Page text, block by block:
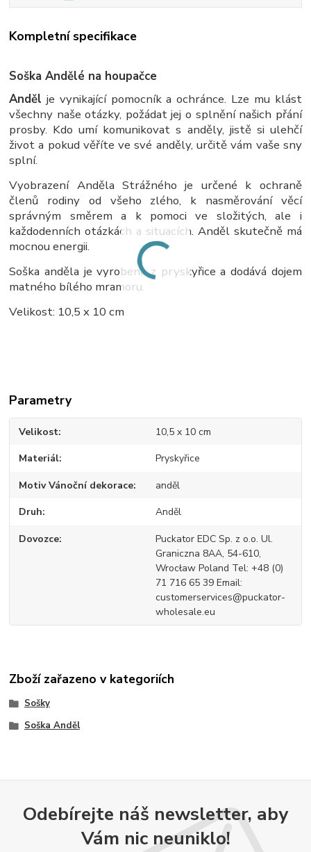
Kompletní specifikace
Soška Andělé na houpačce
Anděl je vynikající pomocník a ochránce. Lze mu klást
všechny naše otázky, požádat jej o splnění našich přání
prosby. Kdo umí komunikovat s anděly, jistě si ulehčí
život a pokud věříte ve své anděly, určitě vám vaše sny
splní.
Vyobrazení Anděla Strážného je určené k ochraně
členů rodiny od všeho zlého, k nasměrování věcí
správným směrem a k pomoci ve složitých, ale i
každodenních otázkách a situacích. Anděl skutečně má
mocnou energii.
Soška anděla je vyrobena z pryskyřice a dodává dojem
matného bílého mramoru.
Velikost: 10,5 x 10 cm
Parametry
Velikost 10,5 x 10 cm
Materiál Pryskyřice
Motiv Vánoční dekorace anděl
Druh Anděl
Dovozce
Puckator EDC Sp. z o.o. Ul.
Graniczna 8AA, 54-610,
Wrocław Poland Tel: +48 (0)
71 716 65 39 Email:
customerservices@puckator-
wholesale.eu
Zboží zařazeno v kategoriích
Sošky
Soška Anděl
Odebírejte náš newsletter, aby
Vám nic neuniklo!